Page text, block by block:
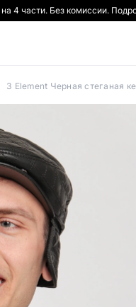
4 части. Без комиссии.
3 Element Черная стеганая